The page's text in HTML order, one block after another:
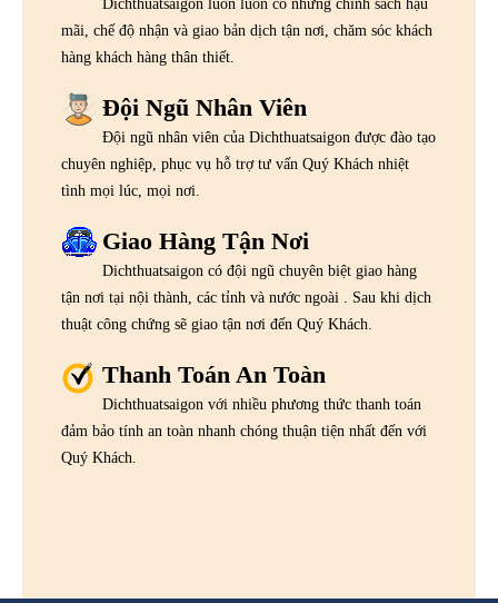
Dichthuatsaigon luôn luôn có những chính sách hậu
mãi, chế độ nhận và giao bản dịch tận nơi, chăm sóc khách
hàng khách hàng thân thiết.
Đội Ngũ Nhân Viên
Đội ngũ nhân viên của Dichthuatsaigon được đào tạo
chuyên nghiệp, phục vụ hỗ trợ tư vấn Quý Khách nhiệt
tình mọi lúc, mọi nơi.
Giao Hàng Tận Nơi
Dichthuatsaigon có đội ngũ chuyên biệt giao hàng
tận nơi tại nội thành, các tỉnh và nước ngoài . Sau khi dịch
thuật công chứng sẽ giao tận nơi đến Quý Khách.
Thanh Toán An Toàn
Dichthuatsaigon với nhiều phương thức thanh toán
đảm bảo tính an toàn nhanh chóng thuận tiện nhất đến với
Quý Khách.